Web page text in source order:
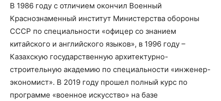
В 1986 году с отличием окончил Военный
Краснознаменный институт Министерства обороны
СССР по специальности «офицер со знанием
китайского и английского языков», в 1996 году –
Казахскую государственную архитектурно-
строительную академию по специальности «инженер-
экономист». В 2019 году прошел полный курс по
программе «военное искусство» на базе